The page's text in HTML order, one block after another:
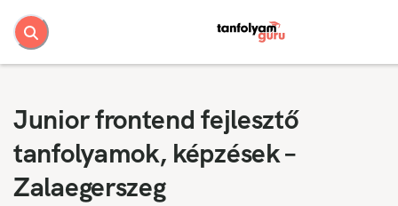
Junior frontend fejlesztő
tanfolyamok, képzések –
Zalaegerszeg